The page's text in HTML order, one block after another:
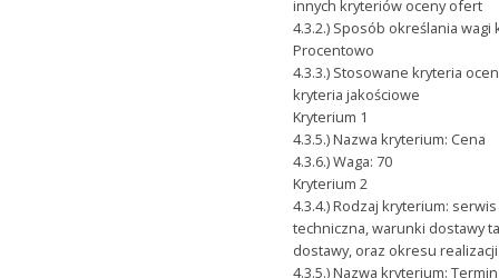
innych kryteriów oceny ofert
4.3.2.) Sposób określania
Procentowo
4.3.3.) Stosowane kryteria
kryteria jakościowe
Kryterium 1
4.3.5.) Nazwa kryterium: Cena
4.3.6.) Waga: 70
Kryterium 2
4.3.4.) Rodzaj kryterium:
techniczna, warunki dostawy
dostawy, oraz okresu
4.3.5.) Nazwa kryterium: